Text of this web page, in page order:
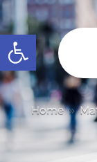
Abrir barra de
Home 9